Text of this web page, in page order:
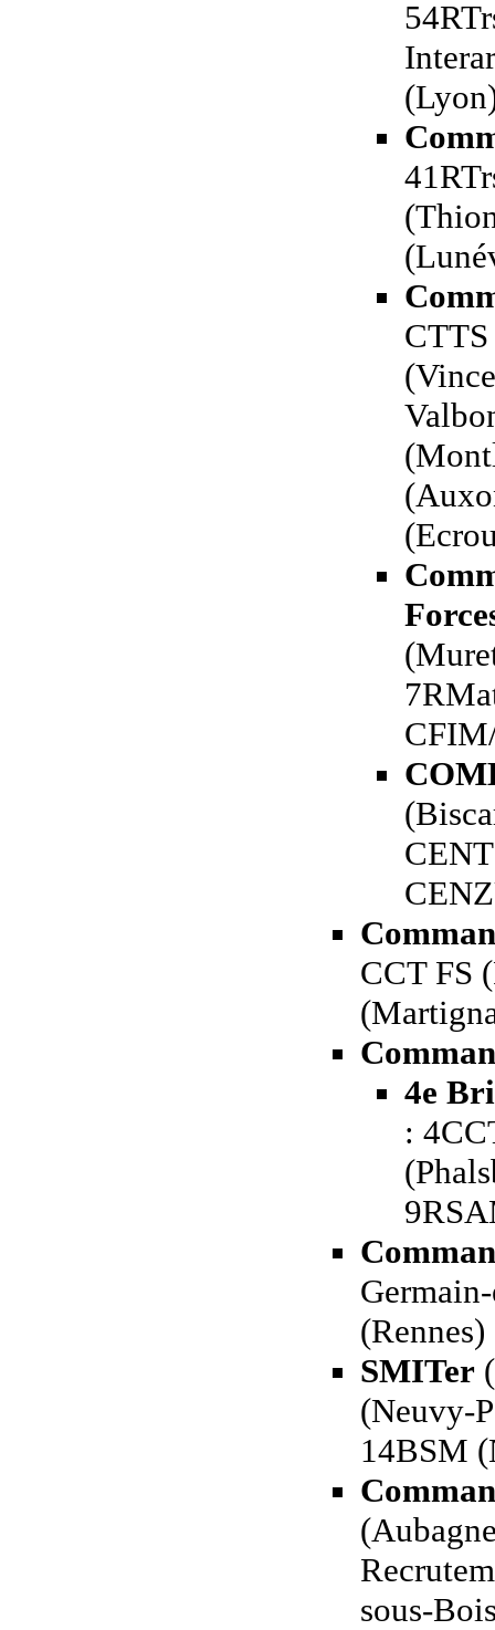
CCT FS
4e
:
SMITer
(Neuvy-
14BSM
sous-